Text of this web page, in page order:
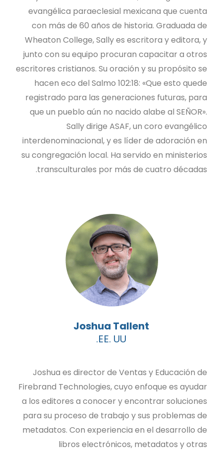
evangélica paraeclesial mexicana que cuenta
con más de 60 años de historia. Graduada de
Wheaton College, Sally es escritora y editora, y
junto con su equipo procuran capacitar a otros
escritores cristianos. Su oración y su propósito se
hacen eco del Salmo 102:18: «Que esto quede
registrado para las generaciones futuras, para
que un pueblo aún no nacido alabe al SEÑOR».
Sally dirige ASAF, un coro evangélico
interdenominacional, y es líder de adoración en
su congregación local. Ha servido en ministerios
transculturales por más de cuatro décadas.
Joshua Tallent
EE. UU.
Joshua es director de Ventas y Educación de
Firebrand Technologies, cuyo enfoque es ayudar
a los editores a conocer y encontrar soluciones
para su proceso de trabajo y sus problemas de
metadatos. Con experiencia en el desarrollo de
libros electrónicos, metadatos y otras